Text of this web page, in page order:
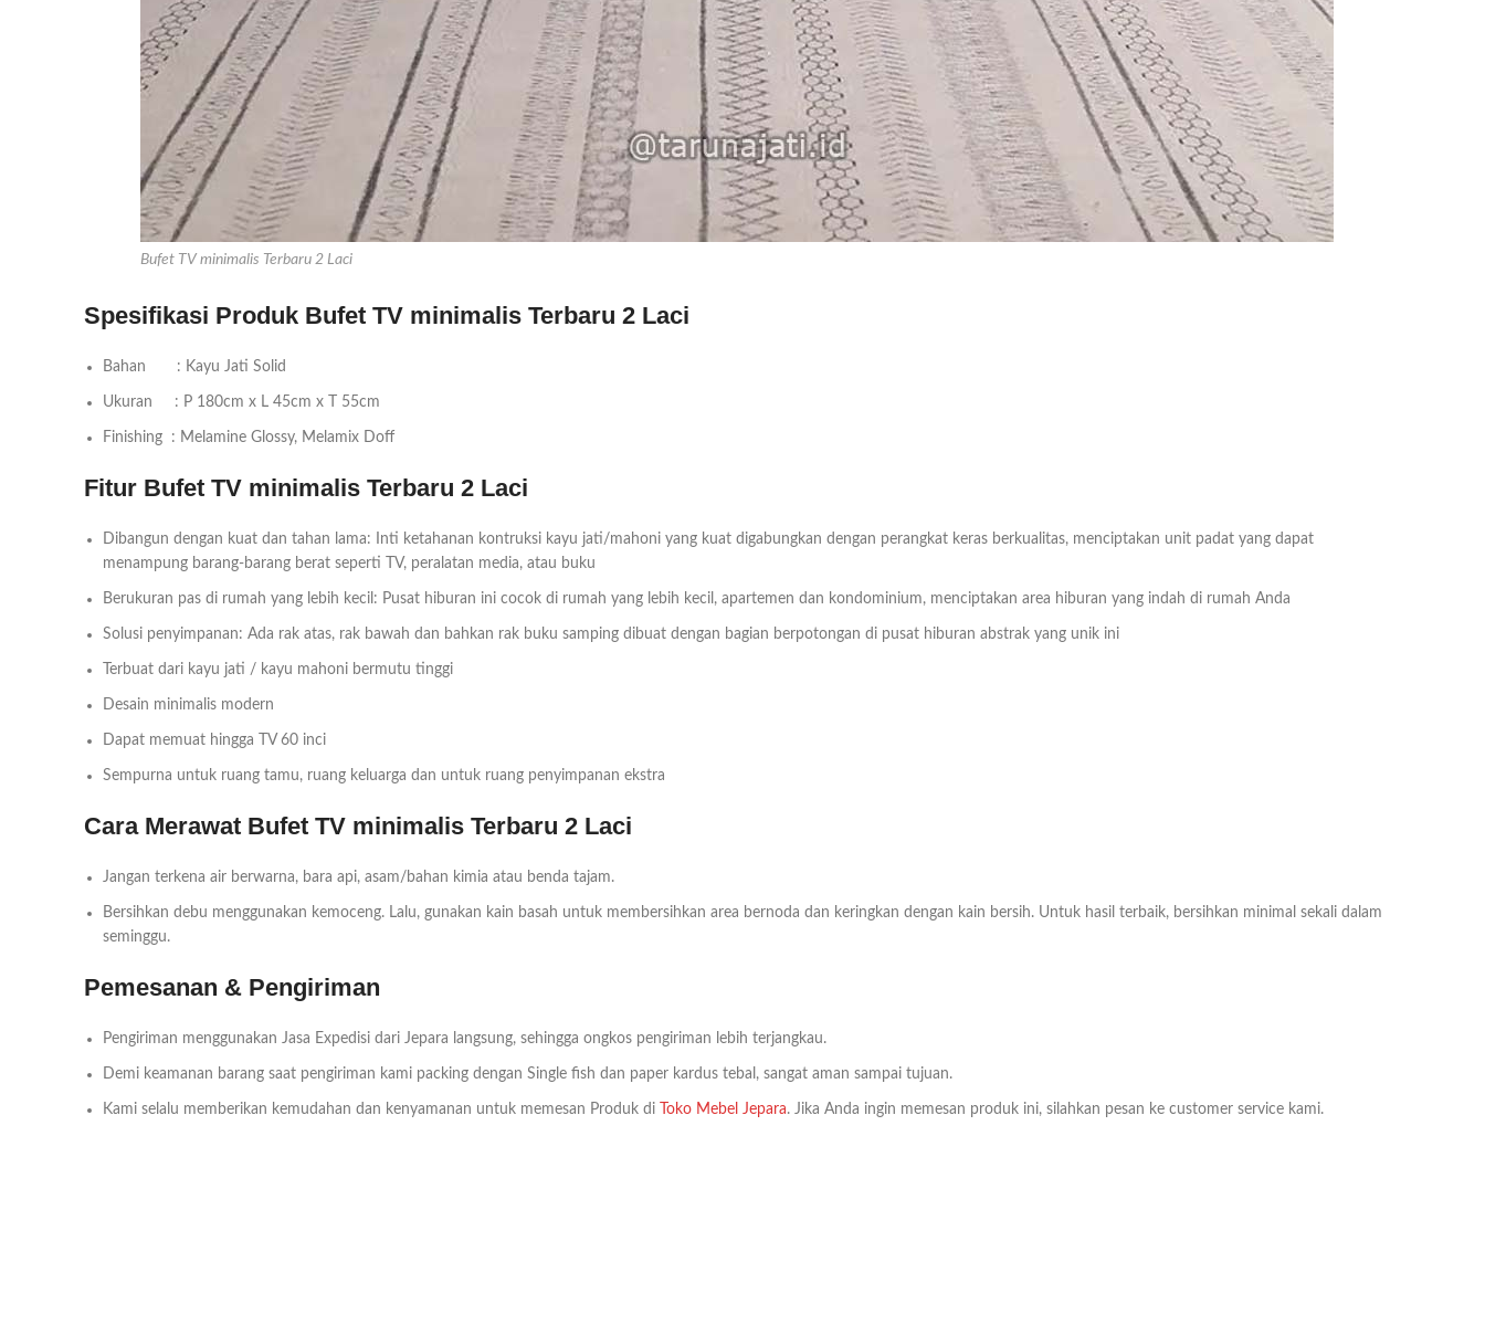
Bufet TV minimalis Terbaru 2 Laci
Spesifikasi Produk Bufet TV minimalis Terbaru 2 Laci
Bahan : Kayu Jati Solid
Ukuran : P 180cm x L 45cm x T 55cm
Finishing : Melamine Glossy, Melamix Doff
Fitur Bufet TV minimalis Terbaru 2 Laci
Dibangun dengan kuat dan tahan lama: Inti ketahanan kontruksi kayu jati/mahoni yang kuat digabungkan dengan perangkat keras berkualitas, menciptakan unit padat yang dapat
menampung barang-barang berat seperti TV, peralatan media, atau buku
Berukuran pas di rumah yang lebih kecil: Pusat hiburan ini cocok di rumah yang lebih kecil, apartemen dan kondominium, menciptakan area hiburan yang indah di rumah Anda
Solusi penyimpanan: Ada rak atas, rak bawah dan bahkan rak buku samping dibuat dengan bagian berpotongan di pusat hiburan abstrak yang unik ini
Terbuat dari kayu jati / kayu mahoni bermutu tinggi
Desain minimalis modern
Dapat memuat hingga TV 60 inci
Sempurna untuk ruang tamu, ruang keluarga dan untuk ruang penyimpanan ekstra
Cara Merawat Bufet TV minimalis Terbaru 2 Laci
Jangan terkena air berwarna, bara api, asam/bahan kimia atau benda tajam.
Bersihkan debu menggunakan kemoceng. Lalu, gunakan kain basah untuk membersihkan area bernoda dan keringkan dengan kain bersih. Untuk hasil terbaik, bersihkan minimal sekali dalam
seminggu.
Pemesanan & Pengiriman
Pengiriman menggunakan Jasa Expedisi dari Jepara langsung, sehingga ongkos pengiriman lebih terjangkau.
Demi keamanan barang saat pengiriman kami packing dengan Single fish dan paper kardus tebal, sangat aman sampai tujuan.
Kami selalu memberikan kemudahan dan kenyamanan untuk memesan Produk di Toko Mebel Jepara. Jika Anda ingin memesan produk ini, silahkan pesan ke customer service kami.